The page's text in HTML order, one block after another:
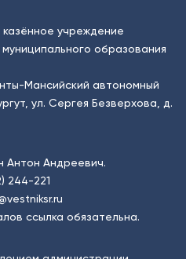
учреждение
образования
Мансийский автономный
ул. Сергея Безверхова, д.
Антон Андреевич.
244-221
ссылка обязательна.